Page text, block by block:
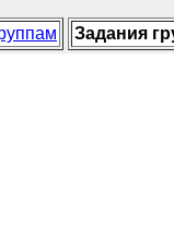
Задания